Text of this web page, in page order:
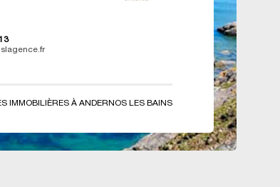
IMMOBILIÈRES À ANDERNOS LES BAINS